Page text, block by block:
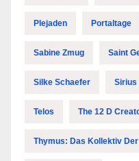
Plejaden Portaltage
Sabine Zmug Saint
Silke Schaefer Sirius
Telos The 12 D
Thymus: Das Kollektiv